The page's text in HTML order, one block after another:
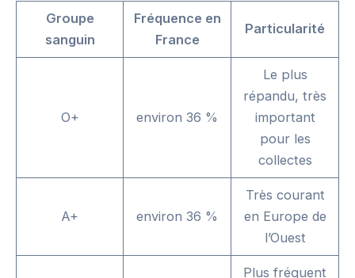
Groupe
sanguin
Fréquence en
France
Particularité
O+ environ 36 %
Le plus
répandu, très
important
pour les
collectes
A+ environ 36 %
Très courant
en Europe de
l’Ouest
Plus fréquent